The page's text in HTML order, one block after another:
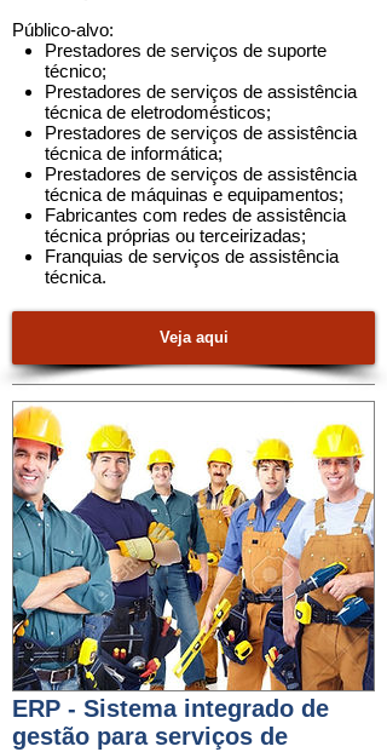
Público-alvo:
Prestadores de serviços de suporte
técnico;
Prestadores de serviços de assistência
técnica de eletrodomésticos;
Prestadores de serviços de assistência
técnica de informática;
Prestadores de serviços de assistência
técnica de máquinas e equipamentos;
Fabricantes com redes de assistência
técnica próprias ou terceirizadas;
Franquias de serviços de assistência
técnica.
Veja aqui
ERP - Sistema integrado de
gestão para serviços de